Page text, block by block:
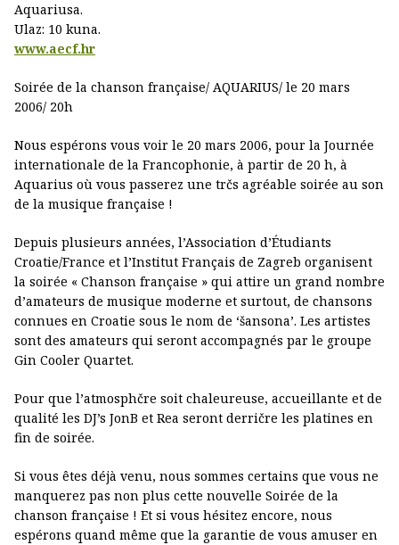
Aquariusa.
Ulaz: 10 kuna.
www.aecf.hr
Soirée de la chanson française/ AQUARIUS/ le 20 mars
2006/ 20h
Nous espérons vous voir le 20 mars 2006, pour la Journée
internationale de la Francophonie, à partir de 20 h, à
Aquarius où vous passerez une trčs agréable soirée au son
de la musique française !
Depuis plusieurs années, l’Association d’Étudiants
Croatie/France et l’Institut Français de Zagreb organisent
la soirée « Chanson française » qui attire un grand nombre
d’amateurs de musique moderne et surtout, de chansons
connues en Croatie sous le nom de ‘šansona’. Les artistes
sont des amateurs qui seront accompagnés par le groupe
Gin Cooler Quartet.
Pour que l’atmosphčre soit chaleureuse, accueillante et de
qualité les DJ’s JonB et Rea seront derričre les platines en
fin de soirée.
Si vous êtes déjà venu, nous sommes certains que vous ne
manquerez pas non plus cette nouvelle Soirée de la
chanson française ! Et si vous hésitez encore, nous
espérons quand même que la garantie de vous amuser en